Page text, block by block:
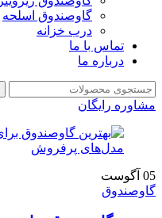
گاوصندوق اسلحه
درب خزانه
تماس با ما
درباره ما
مشاوره رایگان
05 آگوست
گاوصندوق